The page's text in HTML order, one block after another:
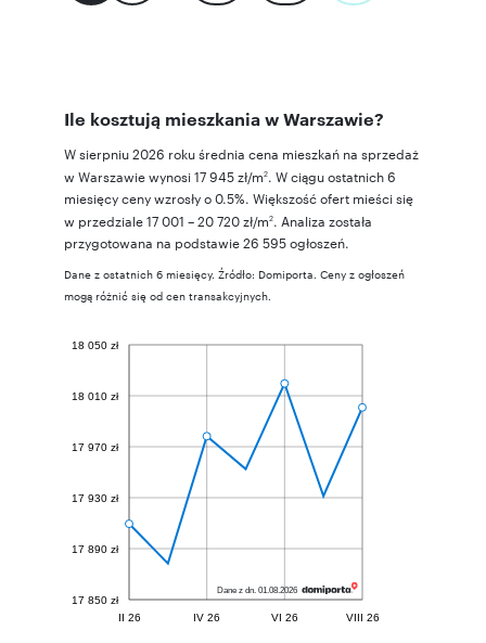
Ile kosztują mieszkania w Warszawie?
W sierpniu 2026 roku średnia cena mieszkań na sprzedaż
w Warszawie wynosi 17 945 zł/m2. W ciągu ostatnich 6
miesięcy ceny wzrosły o 0.5%. Większość ofert mieści się
w przedziale 17 001 – 20 720 zł/m2. Analiza została
przygotowana na podstawie 26 595 ogłoszeń.
Dane z ostatnich 6 miesięcy. Źródło: Domiporta. Ceny z ogłoszeń
mogą różnić się od cen transakcyjnych.